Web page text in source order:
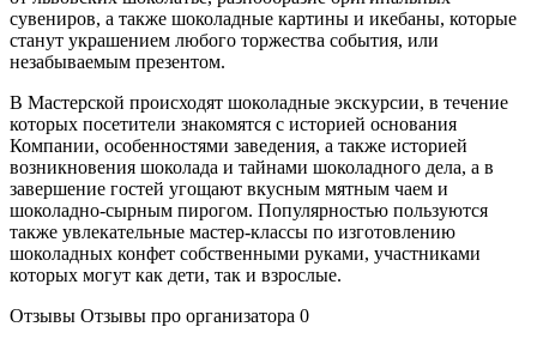
сувениров, а также шоколадные картины и икебаны, которые
станут украшением любого торжества события, или
незабываемым презентом.
В Мастерской происходят шоколадные экскурсии, в течение
которых посетители знакомятся с историей основания
Компании, особенностями заведения, а также историей
возникновения шоколада и тайнами шоколадного дела, а в
завершение гостей угощают вкусным мятным чаем и
шоколадно-сырным пирогом. Популярностью пользуются
также увлекательные мастер-классы по изготовлению
шоколадных конфет собственными руками, участниками
которых могут как дети, так и взрослые.
Отзывы Отзывы про организатора 0